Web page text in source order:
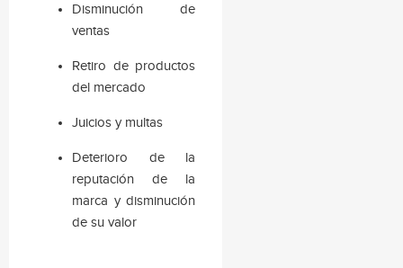
Disminución de
ventas
Retiro de productos
del mercado
Juicios y multas
Deterioro de la
reputación de la
marca y disminución
de su valor